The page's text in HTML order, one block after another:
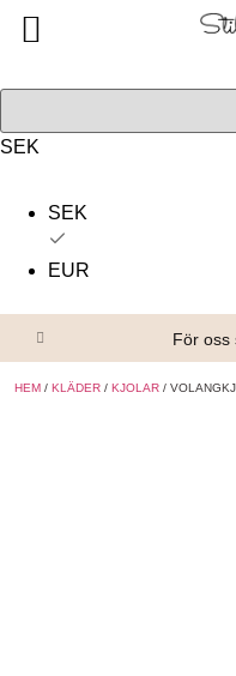
SEK
SEK
EUR
För oss
HEM / KLÄDER / KJOLAR /
Alla produkter
Om oss